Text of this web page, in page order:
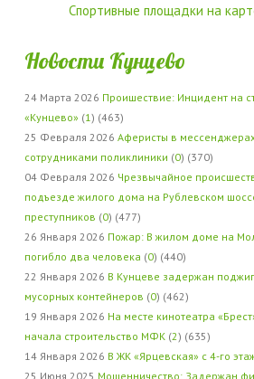
Спортивные площадки на
Новости Кунцево
24 Марта 2026 Проишествие: Инцидент на
«Кунцево» (1 ) (463)
25 Февраля 2026 Аферисты в
сотрудниками поликлиники (0) (370)
04 Февраля 2026 Чрезвычайное
подъезде жилого дома на Рублевском
преступников (0) (477)
26 Января 2026 Пожар: В жилом доме на
погибло два человека (0) (440)
22 Января 2026 В Кунцеве задержан
мусорных контейнеров (0) (462)
19 Января 2026 На месте кинотеатра
начала строительство МФК (2) (635)
14 Января 2026 В ЖК «Ярцевская» с 4-го
25 Июня 2025 Мошенничество: Задержан